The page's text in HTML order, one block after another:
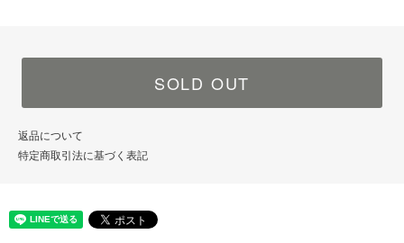
SOLD OUT
返品について
特定商取引法に基づく表記